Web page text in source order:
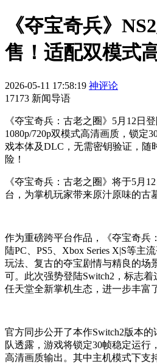
《夺宝奇兵》
售！适配双模式
2026-05-11 17:58:19 神评论
17173 新闻导语
《夺宝奇兵：古老之圈》5月12日
1080p/720p双模式高清画质，锁定
戏本体及DLC，无需密钥验证，随
险！
《夺宝奇兵：古老之圈》将于5月
台，为掌机玩家带来原汁原味的古
作为重磅跨平台作品，《夺宝奇兵
陆PC、PS5、Xbox Series X|S等主
玩法、复古的夺宝剧情与精良的场
可。此次强势登陆Switch2，标志
任天堂全新掌机生态，进一步丰富
官方同步公开了本作Switch2版本
队透露，游戏将锁定30帧稳定运行
高清画质输出。其中主机模式下支